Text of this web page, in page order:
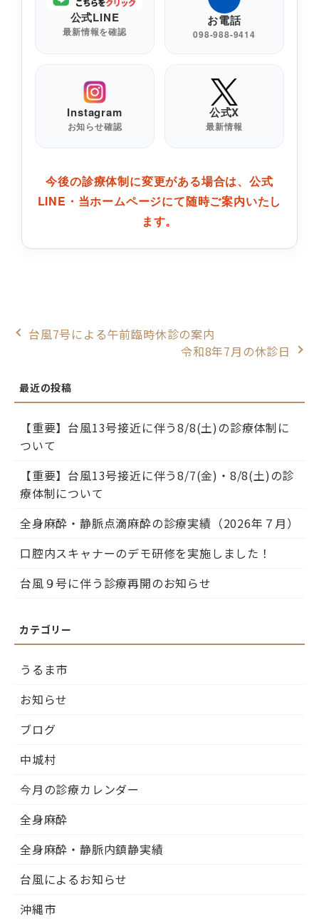
公式LINE
最新情報を確認
お電話
098-988-9414
Instagram
お知らせ確認
公式X
最新情報
今後の診療体制に変更がある場合は、公式
LINE・当ホームページにて随時ご案内いたし
ます。
台風7号による午前臨時休診の案内
令和8年7月の休診日
【重要】台風13号接近に伴う8/8(土)の診療体制に
ついて
【重要】台風13号接近に伴う8/7(金)・8/8(土)の診
療体制について
全身麻酔・静脈点滴麻酔の診療実績（2026年７月）
口腔内スキャナーのデモ研修を実施しました！
台風９号に伴う診療再開のお知らせ
うるま市
お知らせ
ブログ
中城村
今月の診療カレンダー
全身麻酔
全身麻酔・静脈内鎮静実績
台風によるお知らせ
沖縄市